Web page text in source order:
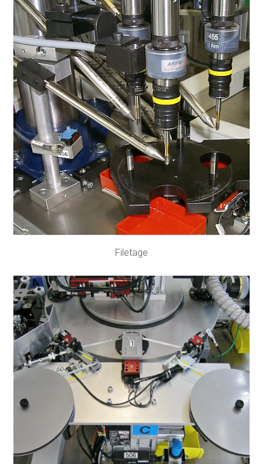
Filetage